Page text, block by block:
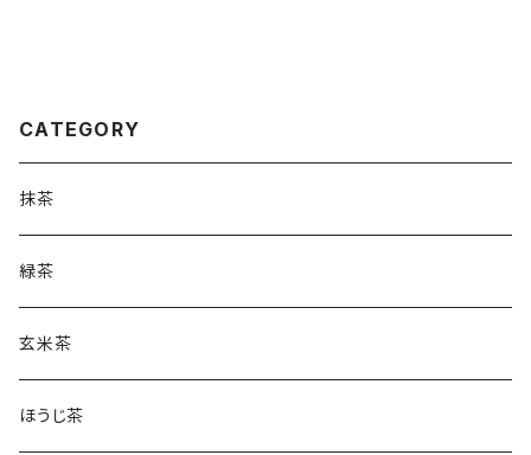
CATEGORY
抹茶
緑茶
玄米茶
ほうじ茶